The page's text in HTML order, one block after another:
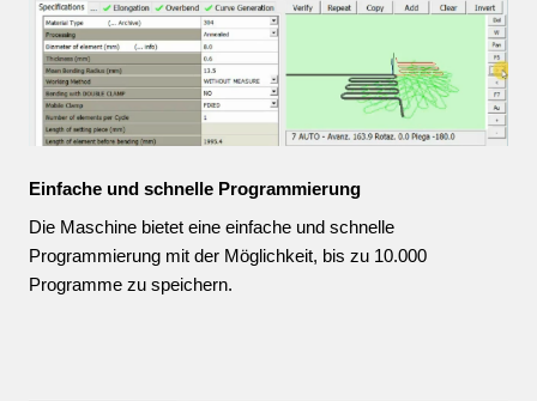
Einfache und schnelle Programmierung
Die Maschine bietet eine einfache und schnelle
Programmierung mit der Möglichkeit, bis zu 10.000
Programme zu speichern.